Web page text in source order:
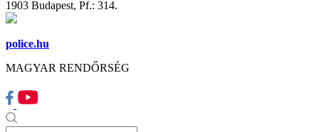
1903 Budapest, Pf.: 314.
police.hu
MAGYAR RENDŐRSÉG